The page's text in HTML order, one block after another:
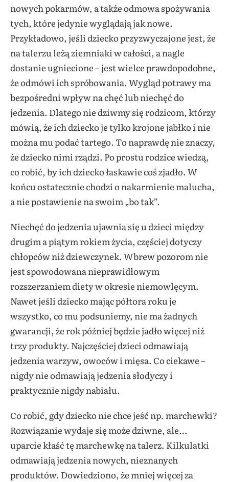
nowych pokarmów, a także odmowa spożywania
tych, które jedynie wyglądają jak nowe.
Przykładowo, jeśli dziecko przyzwyczajone jest, że
na talerzu leżą ziemniaki w całości, a nagle
dostanie ugniecione – jest wielce prawdopodobne,
że odmówi ich spróbowania. Wygląd potrawy ma
bezpośredni wpływ na chęć lub niechęć do
jedzenia. Dlatego nie dziwmy się rodzicom, którzy
mówią, że ich dziecko je tylko krojone jabłko i nie
można mu podać tartego. To naprawdę nie znaczy,
że dziecko nimi rządzi. Po prostu rodzice wiedzą,
co robić, by ich dziecko łaskawie coś zjadło. W
końcu ostatecznie chodzi o nakarmienie malucha,
a nie postawienie na swoim „bo tak”.
Niechęć do jedzenia ujawnia się u dzieci między
drugim a piątym rokiem życia, częściej dotyczy
chłopców niż dziewczynek. Wbrew pozorom nie
jest spowodowana nieprawidłowym
rozszerzaniem diety w okresie niemowlęcym.
Nawet jeśli dziecko mając półtora roku je
wszystko, co mu podsuniemy, nie ma żadnych
gwarancji, że rok później będzie jadło więcej niż
trzy produkty. Najczęściej dzieci odmawiają
jedzenia warzyw, owoców i mięsa. Co ciekawe –
nigdy nie odmawiają jedzenia słodyczy i
praktycznie nigdy nabiału.
Co robić, gdy dziecko nie chce jeść np. marchewki?
Rozwiązanie wydaje się może dziwne, ale…
uparcie kłaść tę marchewkę na talerz. Kilkulatki
odmawiają jedzenia nowych, nieznanych
produktów. Dowiedziono, że mniej więcej za